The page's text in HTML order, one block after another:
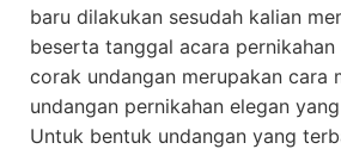
baru dilakukan sesudah kalian
beserta tanggal acara
corak undangan merupakan cara
undangan pernikahan elegan
Untuk bentuk undangan yang